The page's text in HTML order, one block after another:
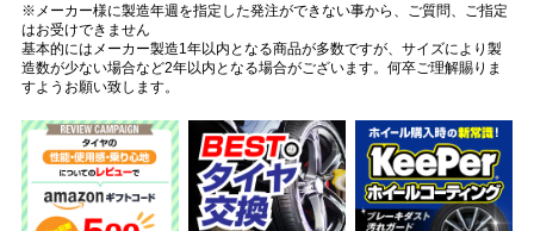
※メーカー様に製造年週を指定した発注ができない事から、ご質問、ご指定
はお受けできません
基本的にはメーカー製造1年以内となる商品が多数ですが、サイズにより製
造数が少ない場合など2年以内となる場合がございます。何卒ご理解賜りま
すようお願い致します。